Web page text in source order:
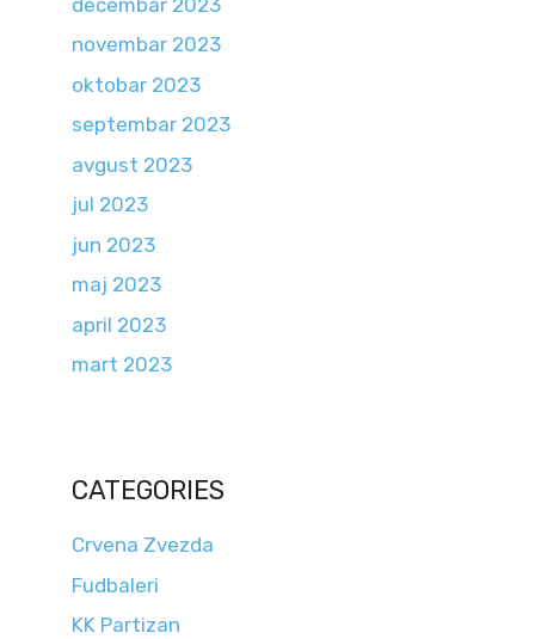
novembar 2023
oktobar 2023
septembar 2023
avgust 2023
jul 2023
jun 2023
maj 2023
april 2023
mart 2023
CATEGORIES
Crvena Zvezda
Fudbaleri
KK Partizan